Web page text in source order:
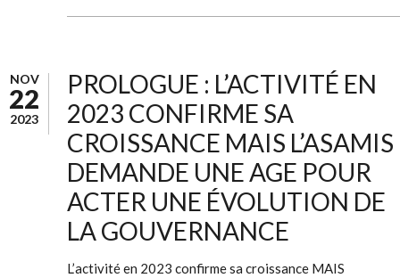
NOV
22
2023
PROLOGUE : L’ACTIVITÉ EN
2023 CONFIRME SA
CROISSANCE MAIS L’ASAMIS
DEMANDE UNE AGE POUR
ACTER UNE ÉVOLUTION DE
LA GOUVERNANCE
L’activité en 2023 confirme sa croissance MAIS